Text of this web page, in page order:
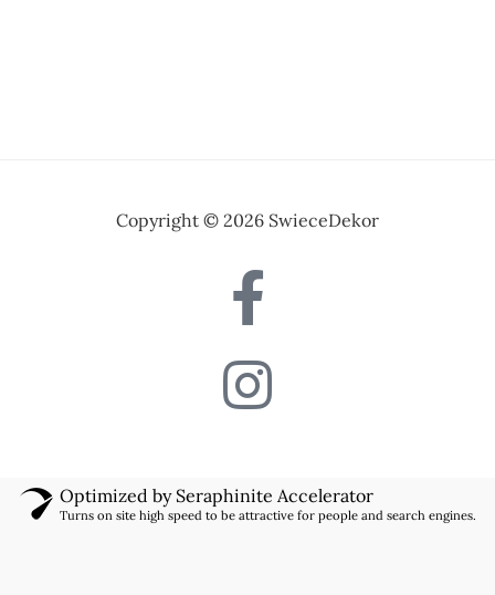
Copyright © 2026 SwieceDekor
Optimized by Seraphinite Accelerator
Turns on site high speed to be attractive for people and search engines.